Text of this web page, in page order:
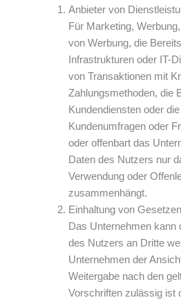
Anbieter von
Für Marketing,
von Werbung, die
Infrastrukturen oder IT-
von Transaktionen mit
Zahlungsmethoden, die
Kundendiensten oder
Kundenumfragen oder
oder offenbart das
Daten des Nutzers nur
Verwendung oder
zusammenhängt.
Einhaltung von
Das Unternehmen kann
des Nutzers an Dritte
Unternehmen der
Weitergabe nach den
Vorschriften zulässig ist